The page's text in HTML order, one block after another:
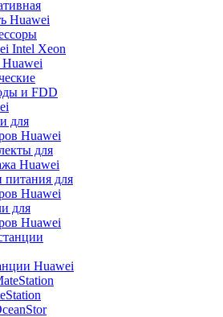
Huawei
Intel Xeon
и FDD
для
Huawei
для
Huawei
питания для
Huawei
для
Huawei
Huawei